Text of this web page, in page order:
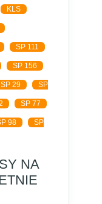
KLS
SP 111
SP 156
SP 29 SP
SP 77
98 SP
NA